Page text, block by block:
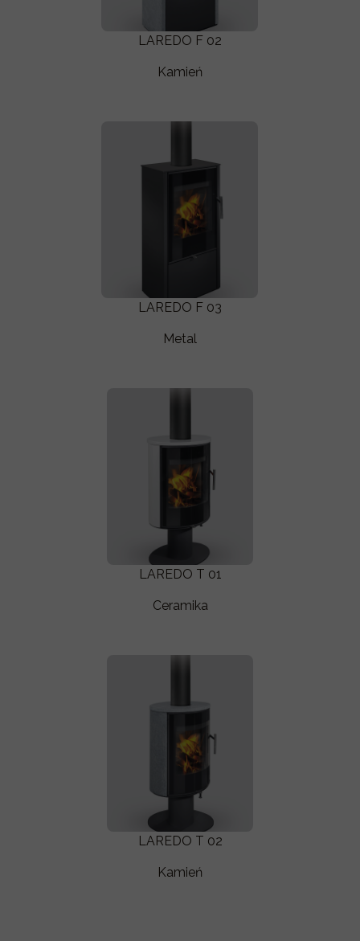
LAREDO T 02
Kamień
LAREDO T 01
Ceramika
LAREDO F 02
Kamień
LAREDO F 03
Metal